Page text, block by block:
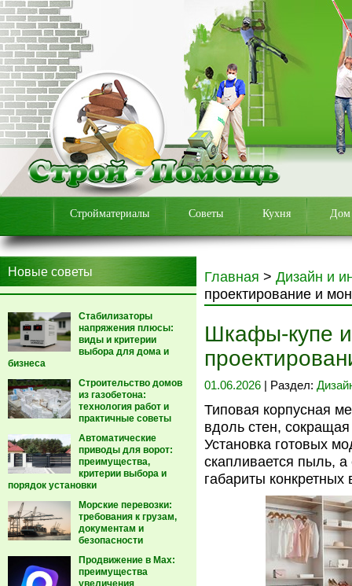
Стройматериалы Советы Кухня Дом
Новые советы
Стабилизаторы
напряжения плюсы:
виды и критерии
выбора для дома и
бизнеса
Строительство домов
из газобетона:
технология работ и
практичные советы
Автоматические
приводы для ворот:
преимущества,
критерии выбора и
порядок установки
Морские перевозки:
требования к грузам,
документам и
безопасности
Продвижение в Max:
преимущества
увеличения
Главная > Дизайн и
проектирование и
Шкафы-купе
01.06.2026 | Раздел:
Типовая корпусная
вдоль стен,
Установка готовых
скапливается пыль,
габариты